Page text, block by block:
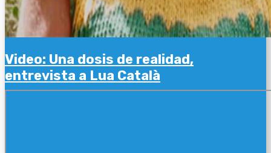
Video: Una dosis de realidad,
entrevista a Lua Català